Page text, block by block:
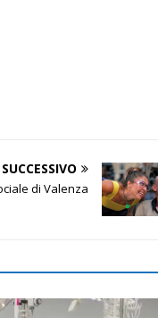
SUCCESSIVO
di Valenza